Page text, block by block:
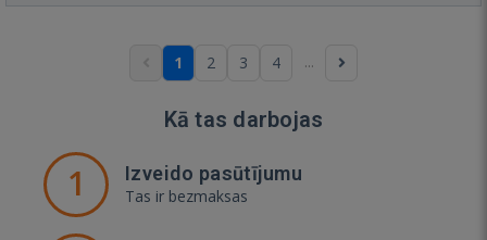
1 2 3 4 ...
Kā tas darbojas
1 Izveido pasūtījumu
Tas ir bezmaksas